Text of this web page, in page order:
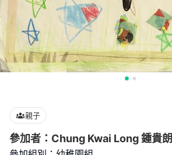
親子
參加者：Chung Kwai Long 鍾貴朗